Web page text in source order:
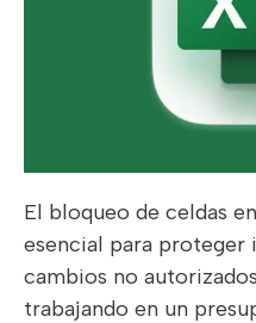
El bloqueo de celdas
esencial para
cambios no
trabajando en un